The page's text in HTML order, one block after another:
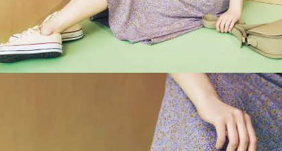
ばん大切なのは…〈ビューティ＆
ファッション夏の必需品〉
2026.07.24
BEAUTY
【JJ専属モデルの素顔】ホ・ジウ
ォンの愛用スキンケアは敏感肌向
BEAUTY